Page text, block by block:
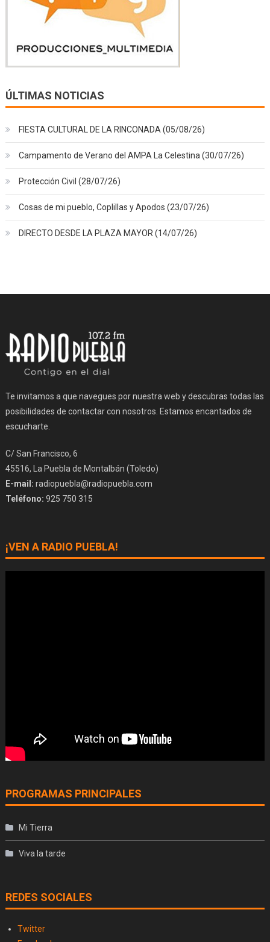
ÚLTIMAS NOTICIAS
FIESTA CULTURAL DE LA RINCONADA (05/08/26)
Campamento de Verano del AMPA La Celestina (30/07/26)
Protección Civil (28/07/26)
Cosas de mi pueblo, Coplillas y Apodos (23/07/26)
DIRECTO DESDE LA PLAZA MAYOR (14/07/26)
Te invitamos a que navegues por nuestra web y descubras todas las
posibilidades de contactar con nosotros. Estamos encantados de
escucharte.
C/ San Francisco, 6
45516, La Puebla de Montalbán (Toledo)
E-mail: radiopuebla@radiopuebla.com
Teléfono: 925 750 315
¡VEN A RADIO PUEBLA!
PROGRAMAS PRINCIPALES
Mi Tierra
Viva la tarde
REDES SOCIALES
Twitter